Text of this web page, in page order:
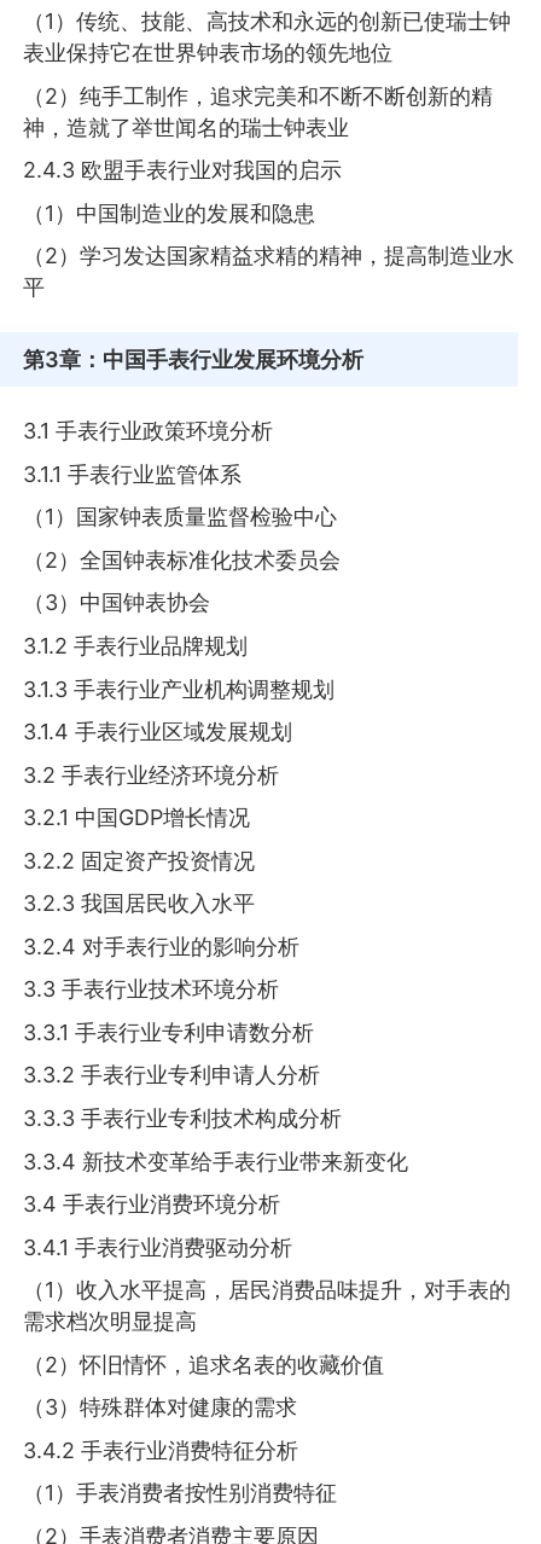
（1）传统、技能、高技术和永远的创新已使瑞士钟
表业保持它在世界钟表市场的领先地位
（2）纯手工制作，追求完美和不断不断创新的精
神，造就了举世闻名的瑞士钟表业
2.4.3 欧盟手表行业对我国的启示
（1）中国制造业的发展和隐患
（2）学习发达国家精益求精的精神，提高制造业水
平
第3章 ：中国手表行业发展环境分析
3.1 手表行业政策环境分析
3.1.1 手表行业监管体系
（1）国家钟表质量监督检验中心
（2）全国钟表标准化技术委员会
（3）中国钟表协会
3.1.2 手表行业品牌规划
3.1.3 手表行业产业机构调整规划
3.1.4 手表行业区域发展规划
3.2 手表行业经济环境分析
3.2.1 中国GDP增长情况
3.2.2 固定资产投资情况
3.2.3 我国居民收入水平
3.2.4 对手表行业的影响分析
3.3 手表行业技术环境分析
3.3.1 手表行业专利申请数分析
3.3.2 手表行业专利申请人分析
3.3.3 手表行业专利技术构成分析
3.3.4 新技术变革给手表行业带来新变化
3.4 手表行业消费环境分析
3.4.1 手表行业消费驱动分析
（1）收入水平提高，居民消费品味提升，对手表的
需求档次明显提高
（2）怀旧情怀，追求名表的收藏价值
（3）特殊群体对健康的需求
3.4.2 手表行业消费特征分析
（1）手表消费者按性别消费特征
（2）手表消费者消费主要原因